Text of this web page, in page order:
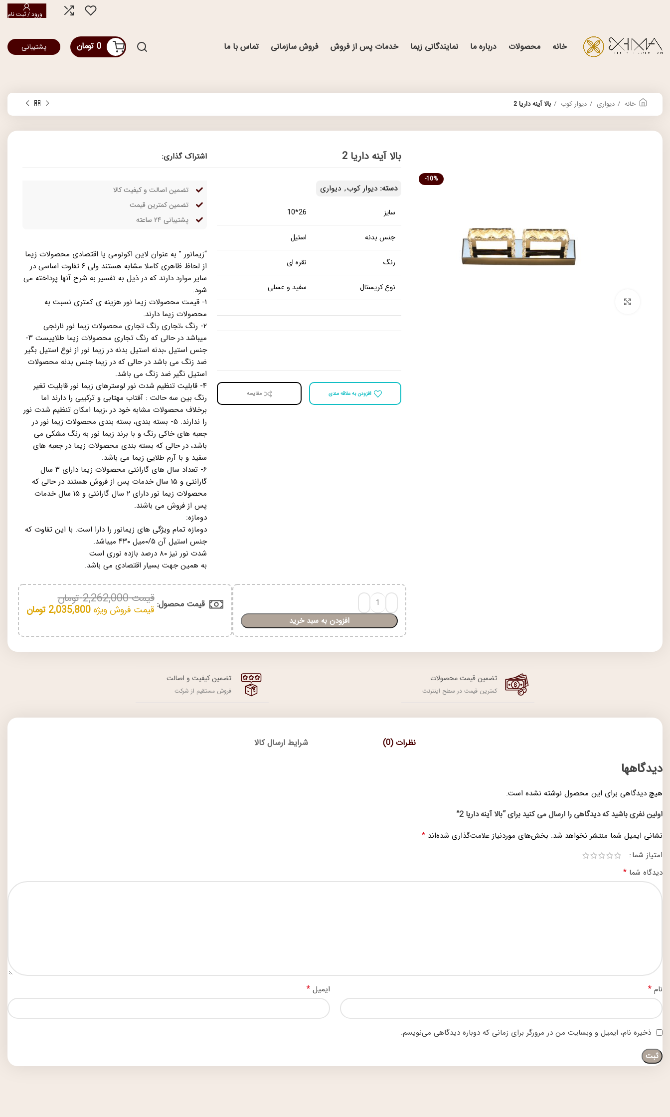
ورود / ثبت نام
خانه محصولات درباره ما نمایندگانی زیما خدمات پس از فروش فروش سازمانی تماس با ما 0 تومان پشتیبانی
خانه دیواری دیوار کوب بالا آینه داریا 2
-10%
بالا آینه داریا 2 اشتراک گذاری:
دسته: دیوار کوب, دیواری
سایز 26*10
جنس بدنه استیل
رنگ نقره ای
نوع کریستال سفید و عسلی
افزودن به علاقه مندی مقايسه
تضمین اصالت و کیفیت کالا
تضمین کمترین قیمت
پشتیبانی ۲۴ ساعته
“زیمانور ” به عنوان لاین اکونومی یا اقتصادی محصولات زیما
از لحاظ ظاهری کاملا مشابه هستند ولی ۶ تفاوت اساسی در
سایر موارد دارند که در ذیل به تفسیر به شرح آنها پرداخته می
شود.
۱- قیمت محصولات زیما نور هزینه ی کمتری نسبت به
محصولات زیما دارند.
۲- رنگ ،تجاری رنگ تجاری محصولات زیما نور نارنجی
میباشد در حالی که رنگ تجاری محصولات زیما طلاییست ۳-
جنس استیل ،بدنه استیل بدنه در زیما نور از نوع استیل بگیر
ضد زنگ می باشد در حالی که در زیما جنس بدنه محصولات
استیل نگیر ضد زنگ می باشد.
۴- قابلیت تنظیم شدت نور لوسترهای زیما نور قابلیت تغیر
رنگ بین سه حالت : آفتاب مهتابی و ترکیبی را دارند اما
برخلاف محصولات مشابه خود در ،زیما امکان تنظیم شدت نور
را ندارند. ۵- بسته بندی، بسته بندی محصولات زیما نور در
جعبه های خاکی رنگ و با برند زیما نور به رنگ مشکی می
باشد، در حالی که بسته بندی محصولات زیما در جعبه های
سفید و با آرم طلایی زیما می باشد.
۶- تعداد سال های گارانتی محصولات زیما دارای ۳ سال
گارانتی و ۱۵ سال خدمات پس از فروش هستند در حالی که
محصولات زیما نور دارای ۲ سال گارانتی و ۱۵ سال خدمات
پس از فروش می باشند.
دومازه:
دومازه تمام ویژگی های زیمانور را دارا است. با این تفاوت که
جنس استیل آن ۰/۵میل ۴۳۰ میباشد.
شدت نور نیز ۸۰ درصد بازده نوری است
به همین جهت بسیار اقتصادی می باشد.
افزودن به سبد خرید
قیمت محصول:​ قیمت2,262,000تومان
قیمت فروش ویژه2,035,800 تومان
تضمین قیمت محصولات
کمترین قیمت در سطح اینترنت
تضمین کیفیت و اصالت
فروش مستقیم از شرکت
نظرات (0) شرایط ارسال کالا
دیدگاهها
هیچ دیدگاهی برای این محصول نوشته نشده است.
اولین نفری باشید که دیدگاهی را ارسال می کنید برای “بالا آینه داریا 2”
نشانی ایمیل شما منتشر نخواهد شد. بخش‌های موردنیاز علامت‌گذاری شده‌اند *
امتیاز شما
دیدگاه شما *
نام * ایمیل *
ذخیره نام، ایمیل و وبسایت من در مرورگر برای زمانی که دوباره دیدگاهی می‌نویسم.